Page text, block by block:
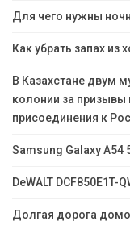
Для чего нужны
Как убрать запах из
В Казахстане двум
колонии за
присоединения к
Samsung Galaxy A54
DeWALT DCF850E1T-
Долгая дорога